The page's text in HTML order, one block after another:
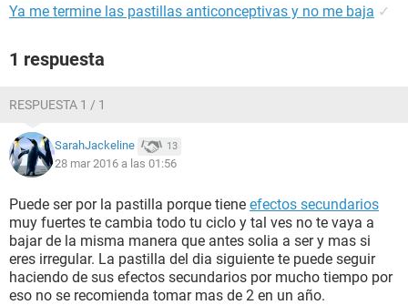
Ya me termine las pastillas anticonceptivas y no me baja ✓
1 respuesta
RESPUESTA 1 / 1
SarahJackeline 13
28 mar 2016 a las 01:56
Puede ser por la pastilla porque tiene efectos secundarios
muy fuertes te cambia todo tu ciclo y tal ves no te vaya a
bajar de la misma manera que antes solia a ser y mas si
eres irregular. La pastilla del dia siguiente te puede seguir
haciendo de sus efectos secundarios por mucho tiempo por
eso no se recomienda tomar mas de 2 en un año.